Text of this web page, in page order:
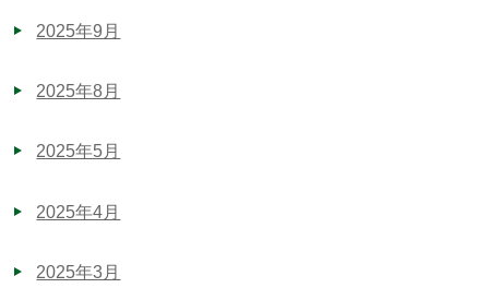
2025年9月
2025年8月
2025年5月
2025年4月
2025年3月